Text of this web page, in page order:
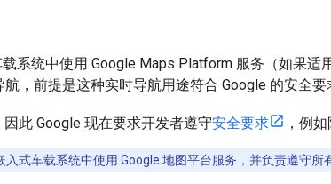
系统中使用 Google Maps Platform 服务（如果适
，前提是这种实时导航用途符合 Google 的安全要
此 Google 现在要求开发者遵守安全要求 ，例
式车载系统中使用 Google 地图平台服务，并负责遵守所